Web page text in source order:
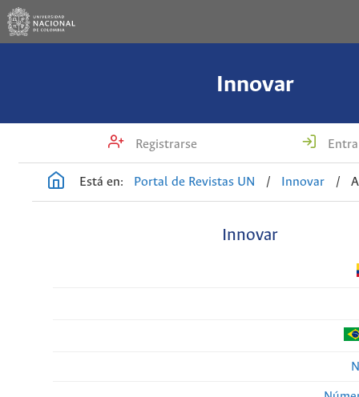
Innovar
Registrarse
Está en: Portal de Revistas UN / Innovar /
Innovar